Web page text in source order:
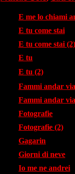
E me lo chiami
E tu come stai
E tu come stai (2)
E tu
E tu (2)
Fammi andar via
Fammi andar
Fotografie
Fotografie (2)
Gagarin
Giorni di neve
Io me ne andrei